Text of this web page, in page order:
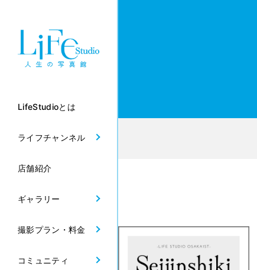
LifeStudioとは
ライフチャンネル
店舗紹介
ギャラリー
撮影プラン・料金
コミュニティ